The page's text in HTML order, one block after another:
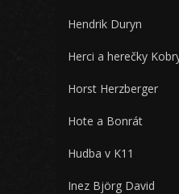
Hendrik Duryn
Herci a herečky
Horst Herzberger
Hote a Bonrát
Hudba v K11
Inez Björg David